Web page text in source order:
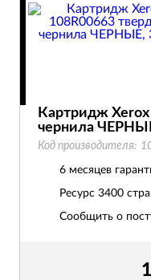
Картридж
чернила
Код производителя:
6 месяцев
Ресурс 3400
Сообщить о